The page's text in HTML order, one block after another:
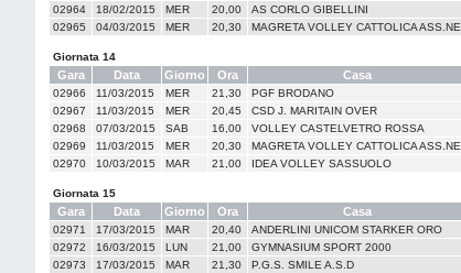
02964 18/02/2015 MER 20,00 AS CORLO GIBELLINI
02965 04/03/2015 MER 20,30 MAGRETA VOLLEY CATTOLICA ASS.NE
Giornata 14
Gara Data Giorno Ora Casa
02966 11/03/2015 MER 21,30 PGF BRODANO
02967 11/03/2015 MER 20,45 CSD J. MARITAIN OVER
02968 07/03/2015 SAB 16,00 VOLLEY CASTELVETRO ROSSA
02969 11/03/2015 MER 20,30 MAGRETA VOLLEY CATTOLICA ASS.NE
02970 10/03/2015 MAR 21,00 IDEA VOLLEY SASSUOLO
Giornata 15
Gara Data Giorno Ora Casa
02971 17/03/2015 MAR 20,40 ANDERLINI UNICOM STARKER ORO
02972 16/03/2015 LUN 21,00 GYMNASIUM SPORT 2000
02973 17/03/2015 MAR 21,30 P.G.S. SMILE A.S.D